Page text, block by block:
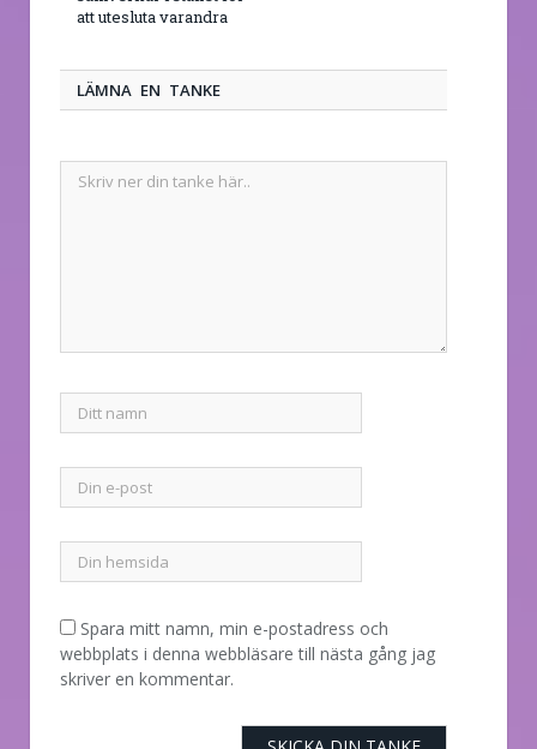
att utesluta varandra
LÄMNA EN TANKE
Spara mitt namn, min e-postadress och
webbplats i denna webbläsare till nästa gång jag
skriver en kommentar.